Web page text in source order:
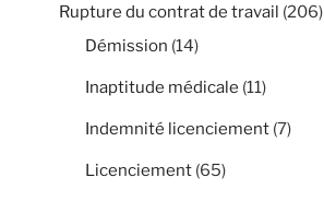
Rupture du contrat de travail (206)
Démission (14)
Inaptitude médicale (11)
Indemnité licenciement (7)
Licenciement (65)